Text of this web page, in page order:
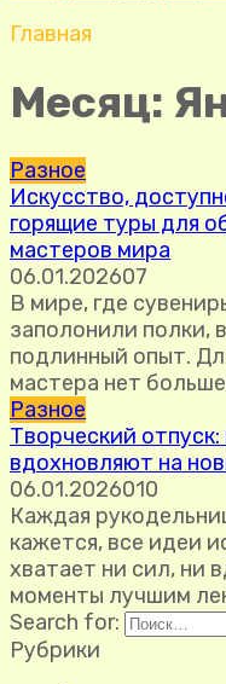
Главная
Месяц:
Разное
Искусство,
горящие туры для
мастеров мира
06.01.202607
В мире, где
заполонили полки,
подлинный опыт.
мастера нет
Разное
Творческий
вдохновляют на
06.01.2026010
Каждая
кажется, все идеи
хватает ни сил, ни
моменты лучшим
Search for:
Рубрики